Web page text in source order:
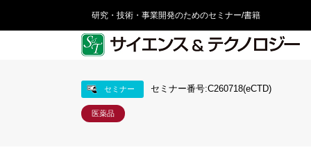
研究・技術・事業開発のためのセミナー/書籍
セミナー セミナー番号:C260718(eCTD)
医薬品